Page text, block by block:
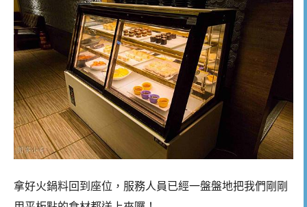
拿好火鍋料回到座位，服務人員已經一盤盤地把我們剛剛